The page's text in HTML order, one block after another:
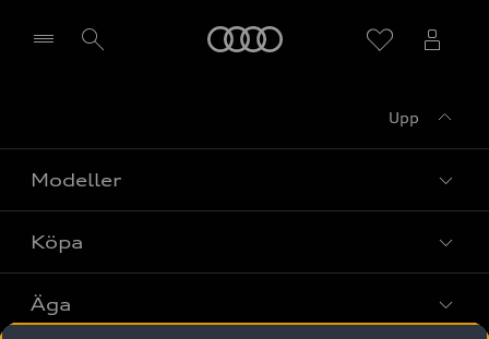
Upp
Modeller
Alla modeller
Elbilar
Köpa
Privaterbjudanden
Äga